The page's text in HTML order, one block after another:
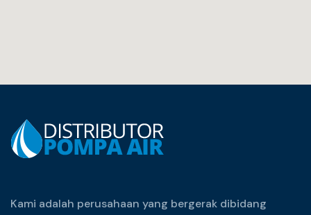
Kami adalah perusahaan yang bergerak dibidang